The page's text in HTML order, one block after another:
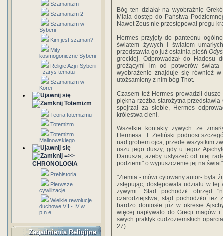
Szamanizm
Szamanizm 2
Szamanizm w
Syberii
Kim jest szaman?
Mity
kosmogoniczne Syberii
Religie Azji i Syberii
- zarys tematu
Szamanizm w
Korei
Totemizm
Teoria totemizmu
Totemizm
Totemizm
Malinowskiego
=>>
CHRONOLOGIA
Prehistoria
Pierwsze
cywilizacje
Wielkie rewolucje
duchowe VII - IV w.
p.n.e
Zagadnienia Religijne
Bóg ten działał na wyobraźnię
Miała dostęp do Państwa
Nawet Zeus nie przestępował progu
Hermes przyjęty do panteonu
światem żywych i światem
przedstawia go już ostatnia pieśń
greckiej. Odprowadzał do Hadesu
grożącymi im od potworów świata
wyobrażenie znajduje się również
utożsamiony z nim bóg Thot.
Czasem też Hermes prowadził
piękna rzeźba starożytna przedstawia
spojrzał za siebie, Hermes
królestwa cieni.
Wszelkie kontakty żywych ze
Hermesa. T. Zieliński podnosi
nad grobem ojca, przede wszystkim
uszu jego duszy; gdy u tegoż
Dariusza, ażeby usłyszeć od niej
podziemi" o wypuszczenie jej na
"Ziemia - mówi cytowany autor- była
zstępując, dostępowała udziału w
żywymi. Stad pochodził obrzęd
czarodziejstwa, stąd pochodziło też
bardzo doniosłe już w okresie
więcej napływało do Grecji magów
swych praktyk cudzoziemskich
27).